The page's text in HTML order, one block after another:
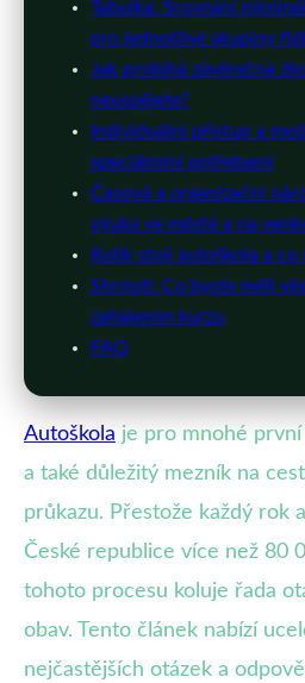
Tabulka: Srovnání
pro jednotlivé skupiny
Jak probíhá závěrečná
neuspějete?
Individuální přístup a
speciálními potřebami
Časová a organizační
výuka ve městě a na
Kolik stojí autoškola a co
Shrnutí: Co byste měli
zahájením kurzu
FAQ
Autoškola je pro mnohé
a také důležitý mezník na
průkazu. Přestože každý rok
České republice více než 80
tohoto procesu koluje řada
obav. Tento článek nabízí
nejčastějších otázek a